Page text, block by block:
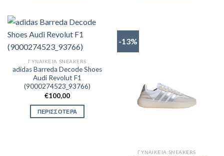
ΓΥΝΑΙΚΕΊΑ SNEAKERS
adidas Barreda Decode Shoes
Audi Revolut F1
(9000274523_93766)
€100,00
ΠΕΡΙΣΣΟΤΕΡΑ
-13%
ΓΥΝΑΙΚΕΊΑ SNEAKERS